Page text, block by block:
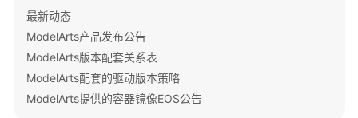
开
发
模
型
最新动态
ModelArts产品发布公告
ModelArts版本配套关系表
ModelArts配套的驱动版本策略
ModelArts提供的容器镜像EOS公告